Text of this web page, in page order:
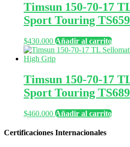
Timsun 150-70-17
Sport Touring
$430.000 Añadir al carrito
Timsun 150-70-17
Sport Touring
$460.000 Añadir al carrito
Certificaciones Internacionales